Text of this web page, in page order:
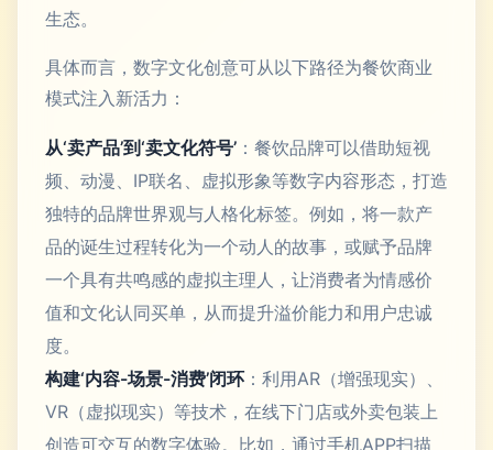
生态。
具体而言，数字文化创意可从以下路径为餐饮商业
模式注入新活力：
从‘卖产品’到‘卖文化符号’ ：餐饮品牌可以借助短视
频、动漫、IP联名、虚拟形象等数字内容形态，打造
独特的品牌世界观与人格化标签。例如，将一款产
品的诞生过程转化为一个动人的故事，或赋予品牌
一个具有共鸣感的虚拟主理人，让消费者为情感价
值和文化认同买单，从而提升溢价能力和用户忠诚
度。
构建‘内容-场景-消费’闭环：利用AR（增强现实）、
VR（虚拟现实）等技术，在线下门店或外卖包装上
创造可交互的数字体验。比如，通过手机APP扫描